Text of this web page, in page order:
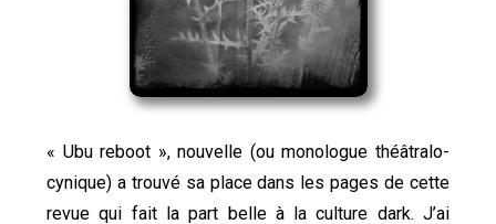
« Ubu reboot », nouvelle (ou monologue théâtralo-
cynique) a trouvé sa place dans les pages de cette
revue qui fait la part belle à la culture dark. J’ai